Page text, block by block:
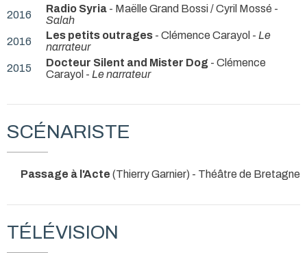
2016
Radio Syria - Maëlle Grand Bossi / Cyril Mossé -
Salah
2016
Les petits outrages - Clémence Carayol - Le
narrateur
2015
Docteur Silent and Mister Dog - Clémence
Carayol - Le narrateur
SCÉNARISTE
Passage à l'Acte (Thierry Garnier) - Théâtre de Bretagne
TÉLÉVISION